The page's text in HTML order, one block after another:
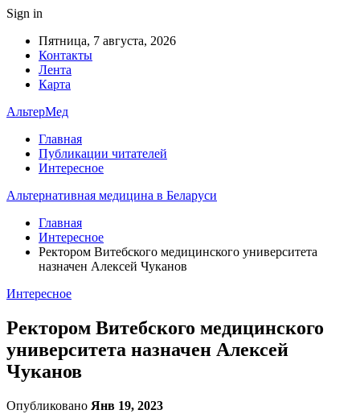
Sign in
Пятница, 7 августа, 2026
Контакты
Лента
Карта
АльтерМед
Главная
Публикации читателей
Интересное
Альтернативная медицина в Беларуси
Главная
Интересное
Ректором Витебского медицинского университета
назначен Алексей Чуканов
Интересное
Ректором Витебского медицинского
университета назначен Алексей
Чуканов
Опубликовано Янв 19, 2023